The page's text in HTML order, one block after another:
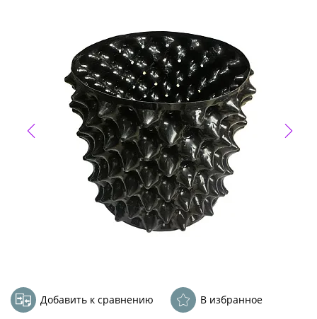
Добавить к сравнению В избранное